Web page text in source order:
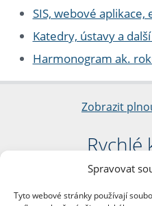
Spravovat
Tyto webové stránky používají
SIS, webové aplikace,
Katedry, ústavy a
Harmonogram ak.
Zobrazit
Rychlé
nám. Jana